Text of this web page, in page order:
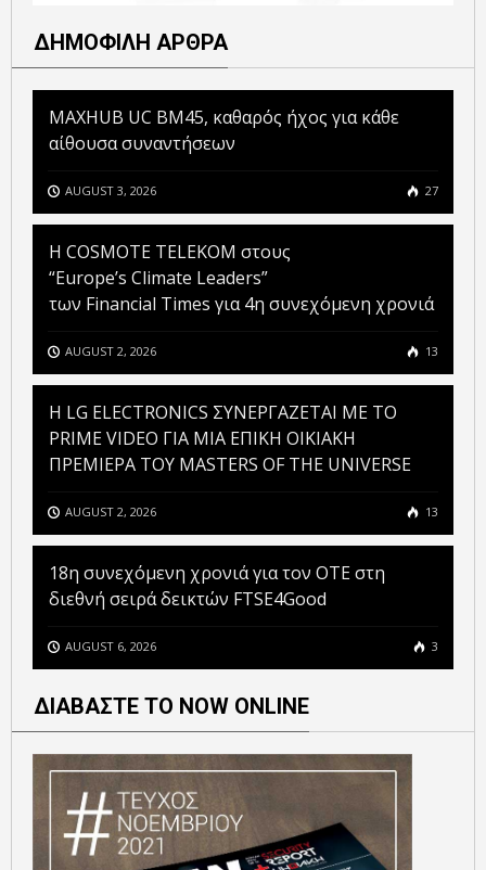
ΔΗΜΟΦΙΛΗ ΑΡΘΡΑ
MAXHUB UC BM45, καθαρός ήχος για κάθε
αίθουσα συναντήσεων
AUGUST 3, 2026 27
Η COSMOTE TELEKOM στους
“Europe’s Climate Leaders”
των Financial Times για 4η συνεχόμενη χρονιά
AUGUST 2, 2026 13
H LG ELECTRONICS ΣΥΝΕΡΓΑΖΕΤΑΙ ΜΕ ΤΟ
PRIME VIDEO ΓΙΑ ΜΙΑ ΕΠΙΚΗ ΟΙΚΙΑΚΗ
ΠΡΕΜΙΕΡΑ ΤΟΥ MASTERS OF THE UNIVERSE
AUGUST 2, 2026 13
18η συνεχόμενη χρονιά για τον ΟΤΕ στη
διεθνή σειρά δεικτών FTSE4Good
AUGUST 6, 2026 3
ΔΙΑΒΑΣΤΕ ΤΟ NOW ONLINE